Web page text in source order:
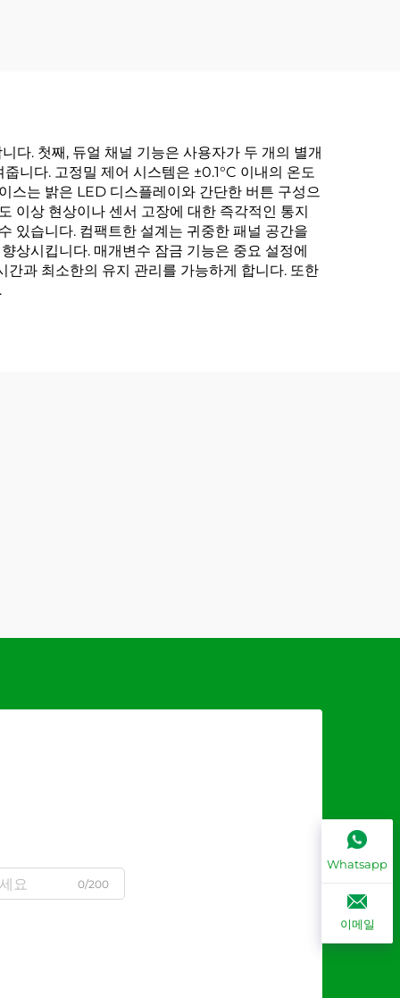
다. 첫째, 듀얼 채널 기능은 사용자가 두 개의 별개
니다. 고정밀 제어 시스템은 ±0.1°C 이내의 온도
스는 밝은 LED 디스플레이와 간단한 버튼 구성으
이상 현상이나 센서 고장에 대한 즉각적인 통지
있습니다. 컴팩트한 설계는 귀중한 패널 공간을
상시킵니다. 매개변수 잠금 기능은 중요 설정에
과 최소한의 유지 관리를 가능하게 합니다. 또한
0/200
Whatsapp
이메일